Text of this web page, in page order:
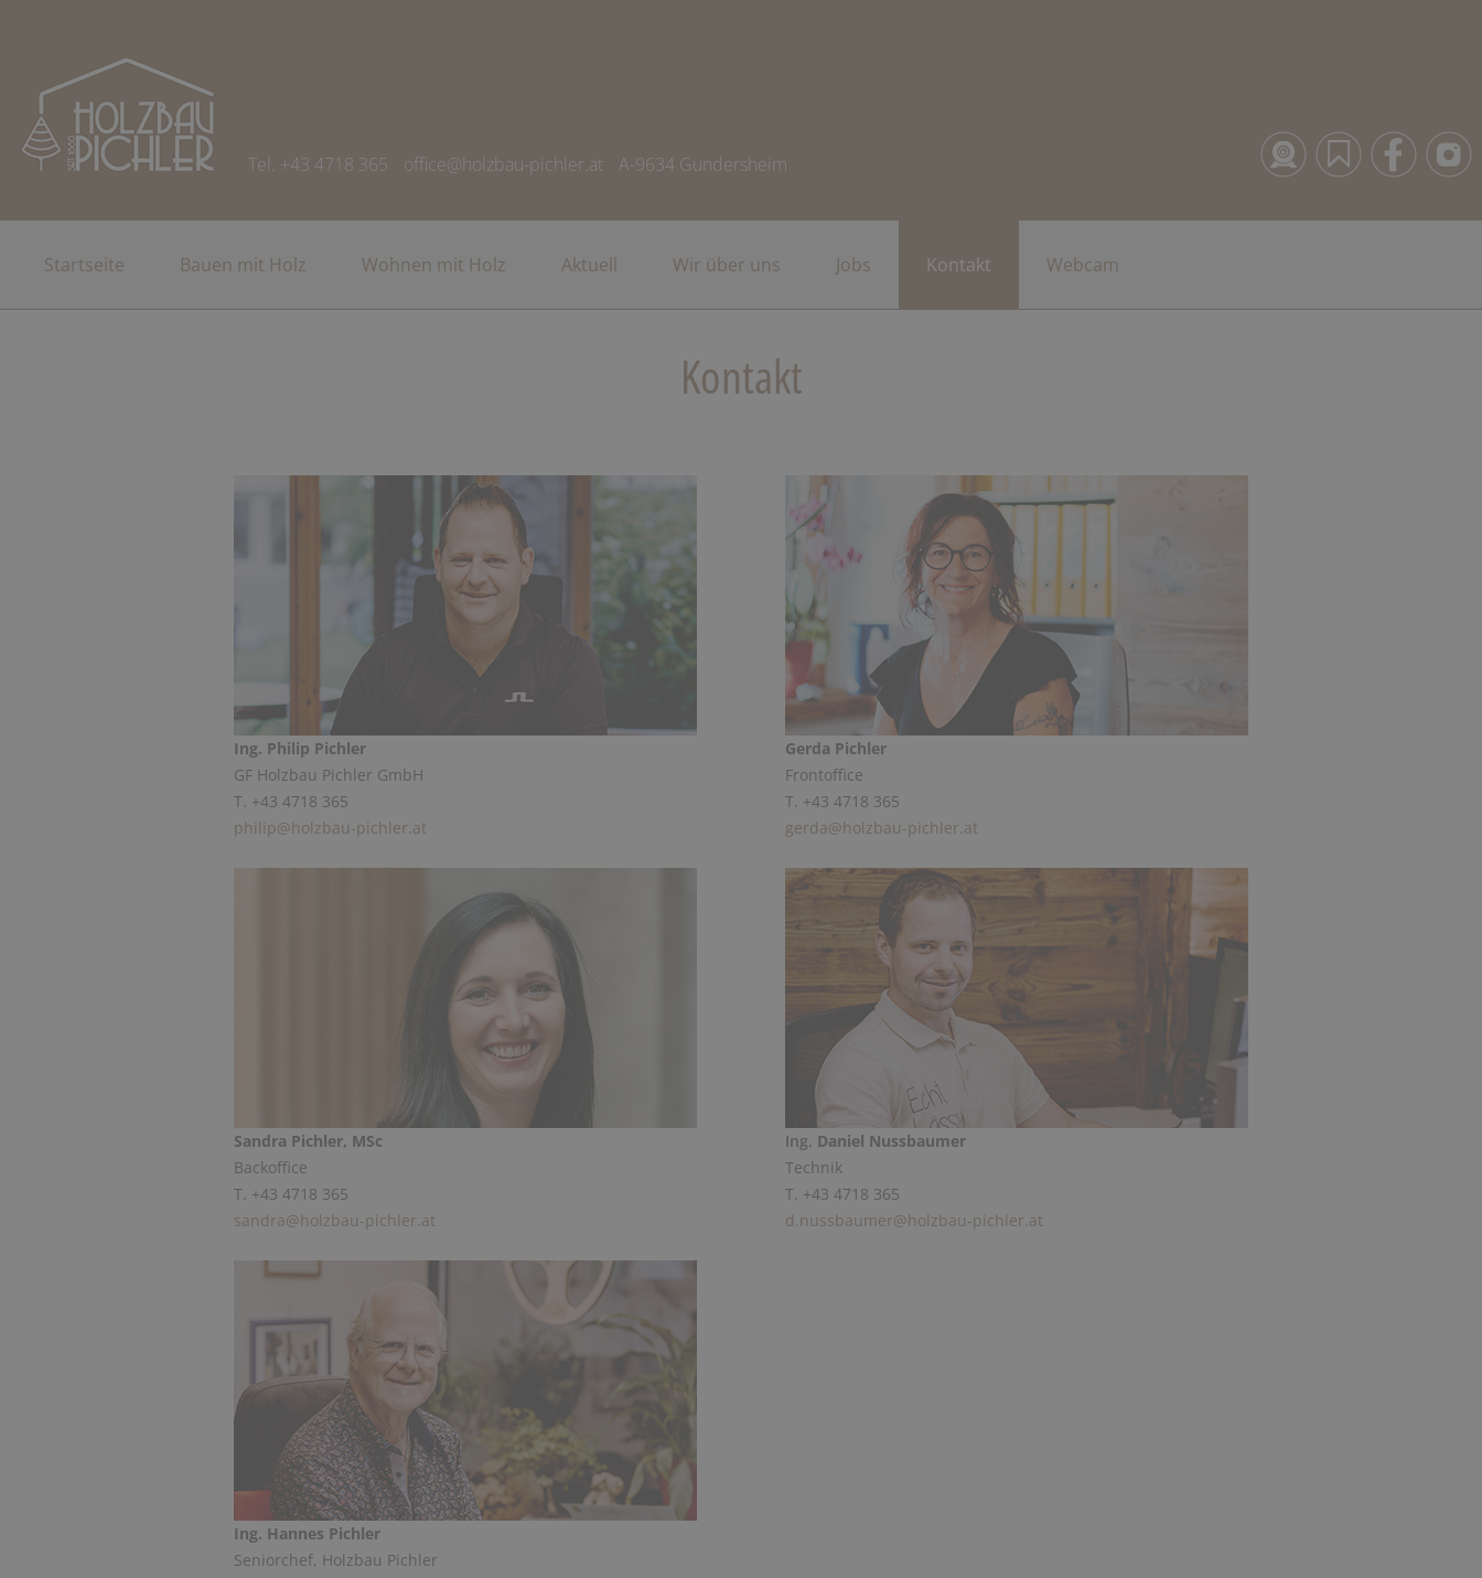
Tel. +43 4718 365 office@holzbau-pichler.at A-9634 Gundersheim
Startseite Bauen mit Holz Wohnen mit Holz Aktuell Wir über uns Jobs Kontakt Webcam
Kontakt
Ing. Philip Pichler
GF Holzbau Pichler GmbH
T. +43 4718 365
philip@holzbau-pichler.at
Sandra Pichler, MSc
Backoffice
T. +43 4718 365
sandra@holzbau-pichler.at
Ing. Hannes Pichler
Seniorchef, Holzbau Pichler
Gerda Pichler
Frontoffice
T. +43 4718 365
gerda@holzbau-pichler.at
Ing. Daniel Nussbaumer
Technik
T. +43 4718 365
d.nussbaumer@holzbau-pichler.at